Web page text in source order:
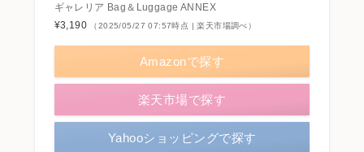
ギャレリア Bag＆Luggage ANNEX
¥3,190
（2025/05/27 07:57時点 | 楽天市場調べ）
Amazonで探す
楽天市場で探す
Yahooショッピングで探す